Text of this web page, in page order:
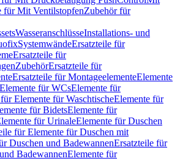
für Mit VentilstopfenZubehör für
WasseranschlüsseInstallations- und
SystemwändeErsatzteile für
Ersatzteile für
ZubehörErsatzteile für
Ersatzteile für MontageelementeElemente
für WCsElemente für
Elemente für WaschtischeElemente für
für BidetsElemente für
für UrinaleElemente für Duschen
für Elemente für Duschen mit
Duschen und BadewannenErsatzteile für
BadewannenElemente für